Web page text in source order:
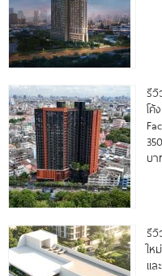
รีวิ
โค้
บา
รีวิ
ให
แ